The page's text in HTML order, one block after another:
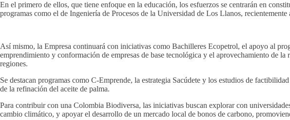
En el primero de ellos, que tiene enfoque en la educación, los esfuerzos se centrarán en
programas como el de Ingeniería de Procesos de la Universidad de Los Llanos,
Así mismo, la Empresa continuará con iniciativas como Bachilleres Ecopetrol, el apoyo al
emprendimiento y conformación de empresas de base tecnológica y el aprovechamiento de
regiones.
Se destacan programas como C-Emprende, la estrategia Sacúdete y los estudios de
de la refinación del aceite de palma.
Para contribuir con una Colombia Biodiversa, las iniciativas buscan explorar con
cambio climático, y apoyar el desarrollo de un mercado local de bonos de carbono,